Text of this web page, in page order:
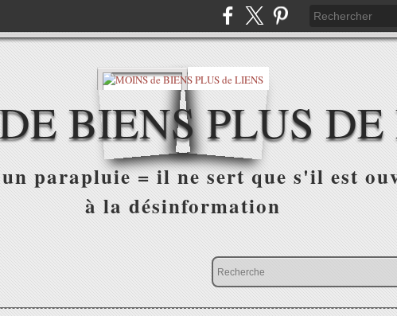
BIENS PLUS
parapluie = il ne sert que s'il est
à la désinformation